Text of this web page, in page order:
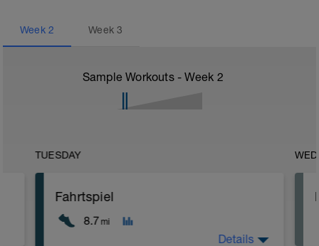
Week 2 Week3
Sample Workouts - Week 2
TUESDAY
Fahrtspiel
8.7 mi
Details